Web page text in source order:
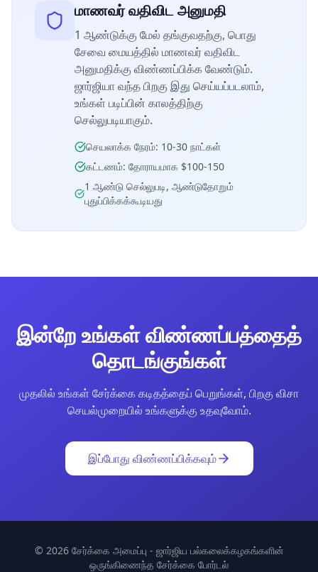
மாணவர் வதிவிட அனுமதி
1 ஆண்டுக்கு மேல் தங்குவதற்கு, பொது
சேவை மையத்தில் மாணவர் வதிவிட
அனுமதிக்கு விண்ணப்பிக்க வேண்டும்.
ஜார்ஜியா வந்த பிறகு இது செய்யப்படலாம்,
உங்கள் படிப்பின் காலத்திற்கு
செல்லுபடியாகும்.
செயலாக்க நேரம்: 10-30 நாட்கள்
கட்டணம்: தோராயமாக $100-150
1 ஆண்டு செல்லுபடி, ஆண்டுதோறும்
புதுப்பிக்கக்கூடியது
இன்றே உங்கள் விண்ணப்பத்தைத்
தொடங்குங்கள்
முதலில் உங்கள் சேர்க்கை கடிதத்தைப் பெறுங்கள், பிறகு விசா
செயல்முறையில் உங்களுக்கு உதவுவோம்.
இப்போது விண்ணப்பிக்கவும்
© 2026 சேர்க்கை அமைப்பு - ஜார்ஜிய பல்கலைக்கழகங்களின்
ஒருங்கிணைந்த சேர்க்கை போர்டல்